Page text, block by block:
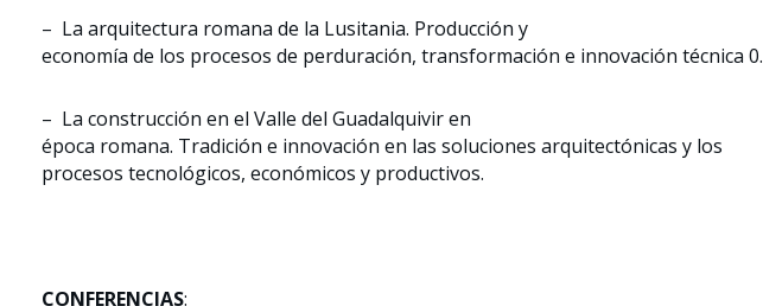
– La arquitectura romana de la Lusitania. Producción y
economía de los procesos de perduración, transformación e innovación técnica 0.
– La construcción en el Valle del Guadalquivir en
época romana. Tradición e innovación en las soluciones arquitectónicas y los
procesos tecnológicos, económicos y productivos.
CONFERENCIAS: